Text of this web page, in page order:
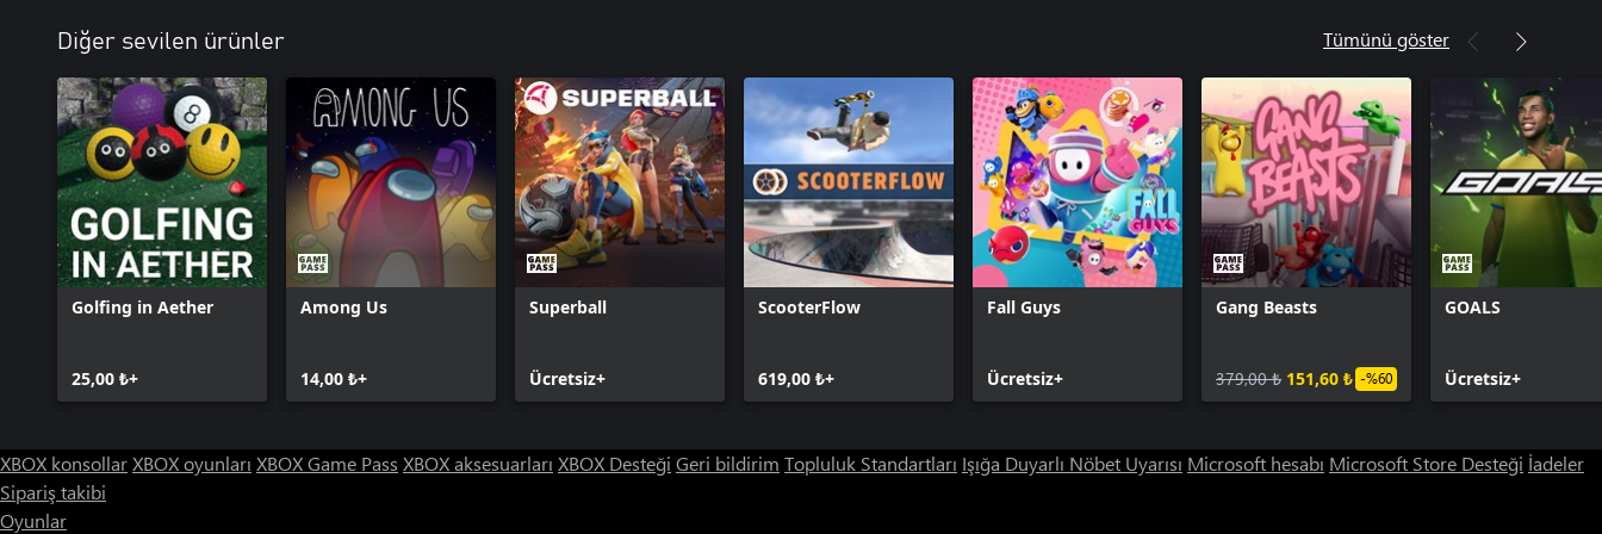
Diğer sevilen ürünler Tümünü göster
Golfing in Aether
25,00 ₺+
Among Us
14,00 ₺+
Superball
Ücretsiz+
ScooterFlow
619,00 ₺+
Fall Guys
Ücretsiz+
Gang Beasts
379,00 ₺ 151,60 ₺ -%60
GOALS
Ücretsiz+
XBOX konsollarXBOX oyunları XBOX Game Pass XBOX aksesuarları XBOX Desteği Geri bildirim Topluluk Standartları Işığa Duyarlı Nöbet Uyarısı Microsoft hesabı Microsoft Store Desteği İadeler
Sipariş takibi
Oyunlar